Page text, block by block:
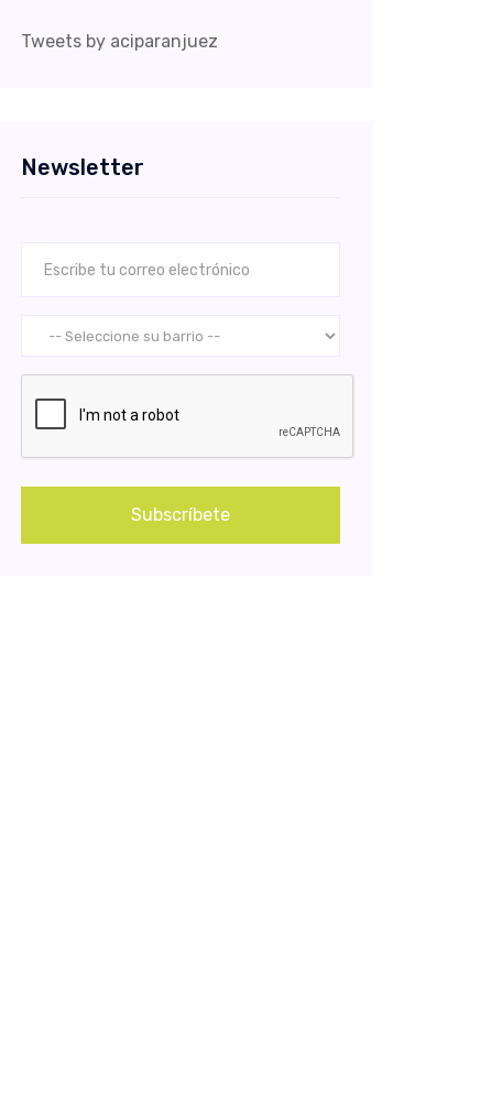
Tweets by aciparanjuez
Newsletter
Subscríbete